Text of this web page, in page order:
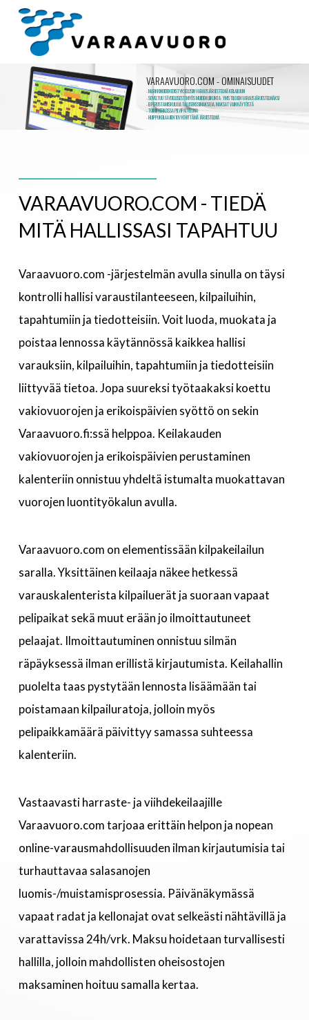
Varaavuoro
- MARKKINOIDEN EDISTYKSELLISIN VARAUSJÄRJESTELMÄ KEILAILUUN
- SOVELTUU TÄYDELLISESTI MYÖS MUIDEN LIIKUNTA- YMS TILOJEN VARAUSJÄRJESTELMÄKSI
- TOIMII VERKOSSA PILVIPALVELUNA
- HUIPPUKEILAAJIEN 10V KEHITTÄMÄ JÄRJESTELMÄ
- EI PERUSTAMISKULUJA TAI LISENSSIMAKSUJA, MAKSAT VAIN KÄYTÖSTÄ
VARAAVUORO.COM - OMINAISUUDET
VARAAVUORO.COM - TIEDÄ
MITÄ HALLISSASI TAPAHTUU
Varaavuoro.com -järjestelmän avulla sinulla on täysi
kontrolli hallisi varaustilanteeseen, kilpailuihin,
tapahtumiin ja tiedotteisiin. Voit luoda, muokata ja
poistaa lennossa käytännössä kaikkea hallisi
varauksiin, kilpailuihin, tapahtumiin ja tiedotteisiin
liittyvää tietoa. Jopa suureksi työtaakaksi koettu
vakiovuorojen ja erikoispäivien syöttö on sekin
Varaavuoro.fi:ssä helppoa. Keilakauden
vakiovuorojen ja erikoispäivien perustaminen
kalenteriin onnistuu yhdeltä istumalta muokattavan
vuorojen luontityökalun avulla.
Varaavuoro.com on elementissään kilpakeilailun
saralla. Yksittäinen keilaaja näkee hetkessä
varauskalenterista kilpailuerät ja suoraan vapaat
pelipaikat sekä muut erään jo ilmoittautuneet
pelaajat. Ilmoittautuminen onnistuu silmän
räpäyksessä ilman erillistä kirjautumista. Keilahallin
puolelta taas pystytään lennosta lisäämään tai
poistamaan kilpailuratoja, jolloin myös
pelipaikkamäärä päivittyy samassa suhteessa
kalenteriin.
Vastaavasti harraste- ja viihdekeilaajille
Varaavuoro.com tarjoaa erittäin helpon ja nopean
online-varausmahdollisuuden ilman kirjautumisia tai
turhauttavaa salasanojen
luomis-/muistamisprosessia. Päivänäkymässä
vapaat radat ja kellonajat ovat selkeästi nähtävillä ja
varattavissa 24h/vrk. Maksu hoidetaan turvallisesti
hallilla, jolloin mahdollisten oheisostojen
maksaminen hoituu samalla kertaa.